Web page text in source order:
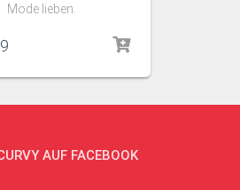
Mode lieben.
AUF FACEBOOK